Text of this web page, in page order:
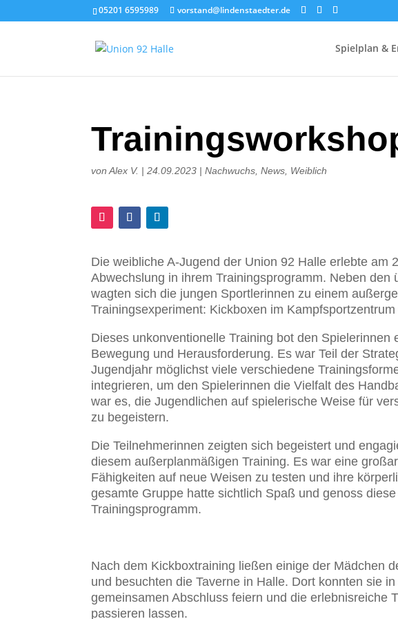
05201 6595989 vorstand@lindenstaedter.de
Spielplan &
von Alex V. | 24.09.2023 | Nachwuchs News Weiblich
Die weibliche A-Jugend der Union 92 Halle erlebte am
Abwechslung in ihrem Trainingsprogramm. Neben den
wagten sich die jungen Sportlerinnen zu einem
Trainingsexperiment: Kickboxen im
Dieses unkonventionelle Training bot den Spielerinnen
Bewegung und Herausforderung. Es war Teil der
Jugendjahr möglichst viele verschiedene
integrieren, um den Spielerinnen die Vielfalt des
war es, die Jugendlichen auf spielerische Weise für
zu begeistern.
Die Teilnehmerinnen zeigten sich begeistert und
diesem außerplanmäßigen Training. Es war eine
Fähigkeiten auf neue Weisen zu testen und ihre
gesamte Gruppe hatte sichtlich Spaß und genoss
Trainingsprogramm.
Nach dem Kickboxtraining ließen einige der Mädchen
und besuchten die Taverne in Halle. Dort konnten sie
gemeinsamen Abschluss feiern und die erlebnisreiche
passieren lassen.